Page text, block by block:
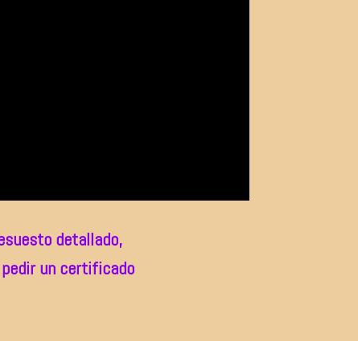
detallado,
un certificado